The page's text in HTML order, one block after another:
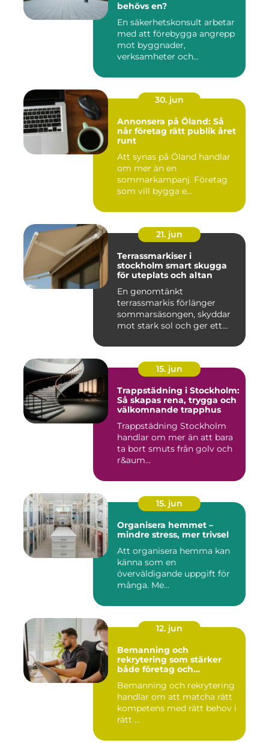
behövs en?
En säkerhetskonsult arbetar
med att förebygga angrepp
mot byggnader,
verksamheter och
30. jun
Annonsera på Öland: Så
når företag rätt publik året
runt
Att synas på Öland handlar
om mer än en
sommarkampanj. Företag
som vill bygga e...
21. jun
Terrassmarkiser i
stockholm smart skugga
för uteplats och altan
En genomtänkt
terrassmarkis förlänger
sommarsäsongen, skyddar
mot stark sol och ger ett
15. jun
Trappstädning i Stockholm:
Så skapas rena, trygga och
välkomnande trapphus
Trappstädning Stockholm
handlar om mer än att bara
ta bort smuts från golv och
r&aum...
15. jun
Organisera hemmet –
mindre stress, mer trivsel
Att organisera hemma kan
känna som en
överväldigande uppgift för
många. Me...
12. jun
Bemanning och
rekrytering som stärker
både företag och
Bemanning och rekrytering
handlar om att matcha rätt
kompetens med rätt behov i
rätt ...